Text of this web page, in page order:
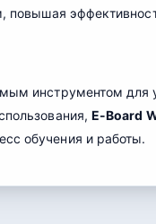
повышая
инструментом для
E-Board
обучения и работы.